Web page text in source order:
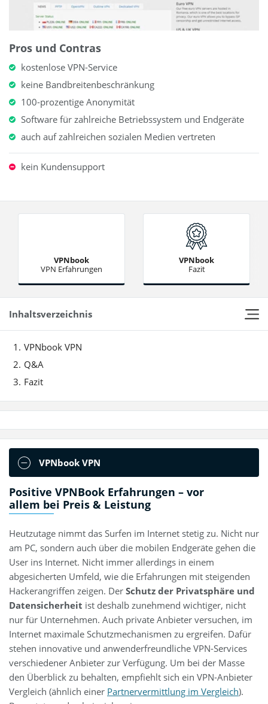
Pros und Contras
kostenlose VPN-Service
keine Bandbreitenbeschränkung
100-prozentige Anonymität
Software für zahlreiche Betriebssystem und Endgeräte
auch auf zahlreichen sozialen Medien vertreten
kein Kundensupport
VPNbook
VPN Erfahrungen
VPNbook
Fazit
Inhaltsverzeichnis
VPNbook VPN
Q&A
Fazit
VPNbook VPN
Positive VPNBook Erfahrungen – vor
allem bei Preis & Leistung
Heutzutage nimmt das Surfen im Internet stetig zu. Nicht nur
am PC, sondern auch über die mobilen Endgeräte gehen die
User ins Internet. Nicht immer allerdings in einem
abgesicherten Umfeld, wie die Erfahrungen mit steigenden
Hackerangriffen zeigen. Der Schutz der Privatsphäre und
Datensicherheit ist deshalb zunehmend wichtiger, nicht
nur für Unternehmen. Auch private Anbieter versuchen, im
Internet maximale Schutzmechanismen zu ergreifen. Dafür
stehen innovative und anwenderfreundliche VPN-Services
verschiedener Anbieter zur Verfügung. Um bei der Masse
den Überblick zu behalten, empfiehlt sich ein VPN-Anbieter
Vergleich (ähnlich einer Partnervermittlung im Vergleich).